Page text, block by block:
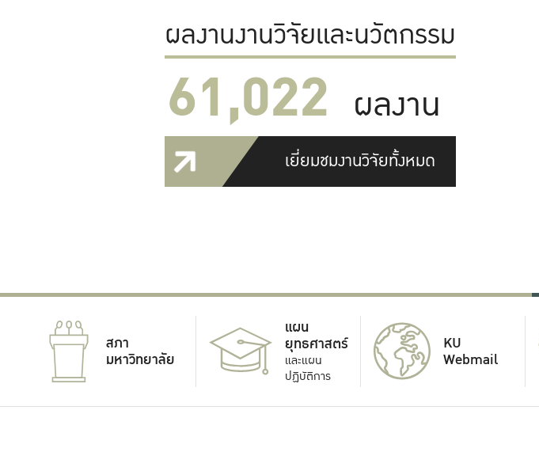
ผลงานงานวิจัยและนวัตกรรม
61,022 ผลงาน
เยี่ยมชมงานวิจัยทั้งหมด
สภา
มหาวิทยาลัย
แผน
ยุทธศาสตร์
และแผน
ปฏิบัติการ
KU
Webmail